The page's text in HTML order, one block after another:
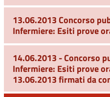
13.06.2013 Concorso
Infermiere: Esiti prove
14.06.2013 - Concorso
Infermiere: Esiti prove
13.06.2013 firmati da